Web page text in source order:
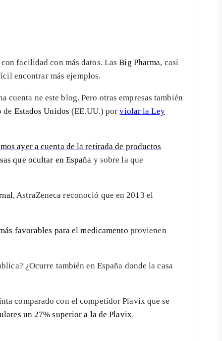
facilidad con más datos. LasBig Pharma, casi
encontrar más ejemplos.
cuenta ne este blog. Pero otras empresas también
de Estados Unidos (EE.UU.) porviolar la Ley
ayer a cuenta de la retirada de productos
que ocultar en España y sobre la que
, AstraZeneca reconoció que en 2013 el
favorables para el medicamento provienen
¿Ocurre también en España donde la casa
comparado con el competidor Plavix que se
un 27% superior a la de Plavix.